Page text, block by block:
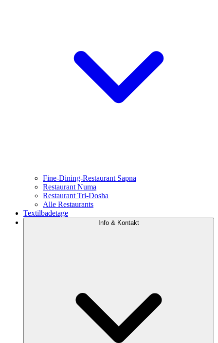
Fine-Dining-Restaurant Sapna
Restaurant Numa
Restaurant Tri-Dosha
Alle Restaurants
Textilbadetage
Info & Kontakt